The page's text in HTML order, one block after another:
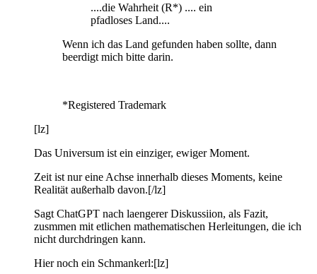
....die Wahrheit (R*) .... ein
pfadloses Land....
Wenn ich das Land gefunden haben sollte, dann
beerdigt mich bitte darin.
*Registered Trademark
[lz]
Das Universum ist ein einziger, ewiger Moment.
Zeit ist nur eine Achse innerhalb dieses Moments, keine
Realität außerhalb davon.[/lz]
Sagt ChatGPT nach laengerer Diskussiion, als Fazit,
zusmmen mit etlichen mathematischen Herleitungen, die ich
nicht durchdringen kann.
Hier noch ein Schmankerl:[lz]